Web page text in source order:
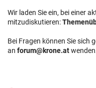
Wir laden Sie ein, bei einer
mitzudiskutieren:
Bei Fragen können Sie sich
an forum@krone.at